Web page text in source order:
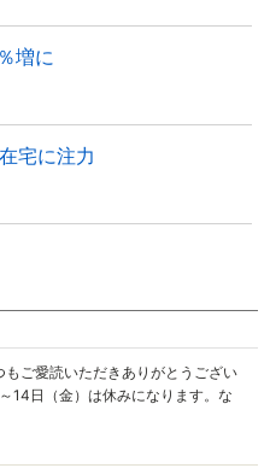
増に
宅に注力
もご愛読いただきありがとうござい
14日（金）は休みになります。な